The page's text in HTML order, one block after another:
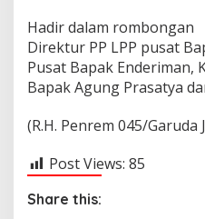
Hadir dalam rombongan
Direktur PP LPP pusat
Pusat Bapak Enderiman,
Bapak Agung Prasatya
(R.H. Penrem 045/Garuda
Post Views: 85
Share this: